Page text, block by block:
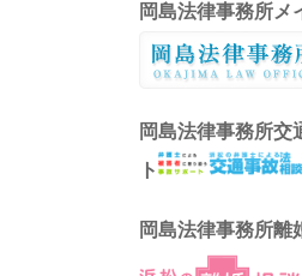
岡島法律事務所メ
岡島法律事務所交
ト
岡島法律事務所離